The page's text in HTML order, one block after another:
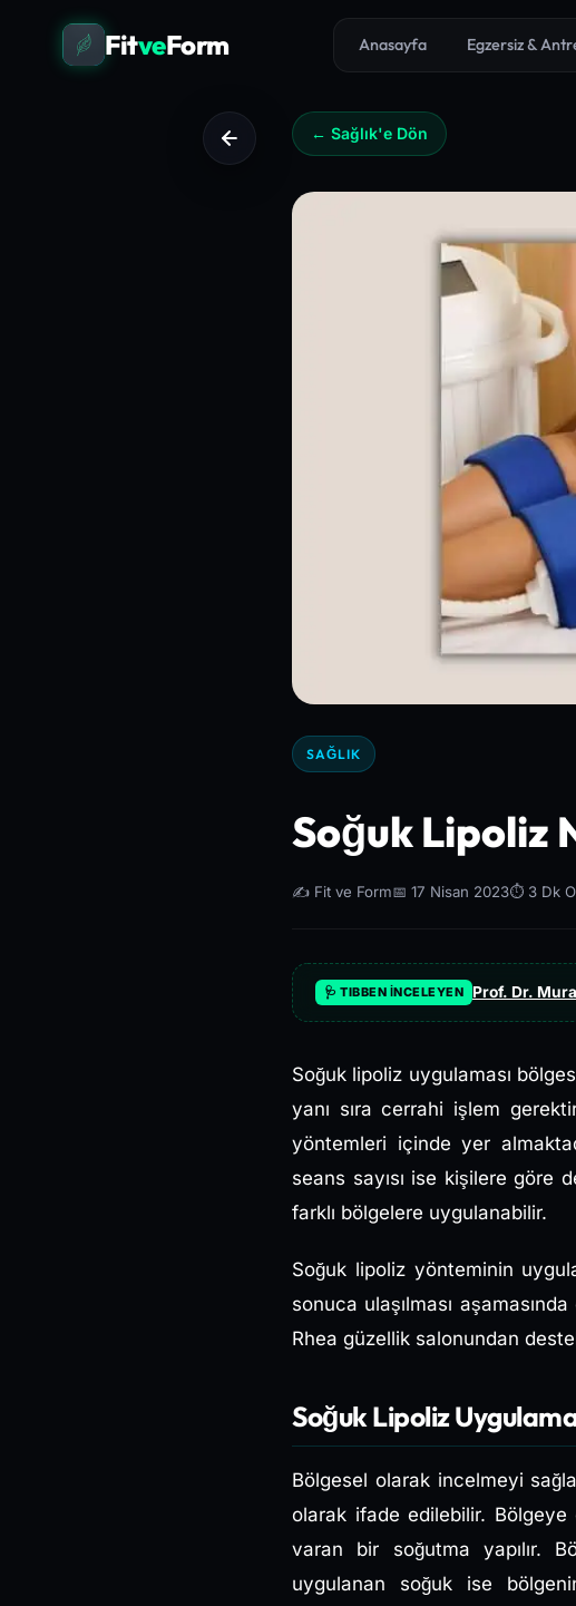
FitveForm Anasayfa Egzersiz &
← Sağlık'e Dön
SAĞLIK
Soğuk Lipoliz
✍️ Fit ve Form📅 17 Nisan 2023⏱️ 3 Dk
🩺 TIBBEN İNCELEYEN Prof. Dr.
Soğuk lipoliz uygulaması
yanı sıra cerrahi işlem
yöntemleri içinde yer
seans sayısı ise kişilere göre
farklı bölgelere uygulanabilir.
Soğuk lipoliz yönteminin
sonuca ulaşılması
Rhea güzellik salonundan
Soğuk Lipoliz
Bölgesel olarak incelmeyi
olarak ifade edilebilir. Bölgeye
varan bir soğutma yapılır.
uygulanan soğuk ise